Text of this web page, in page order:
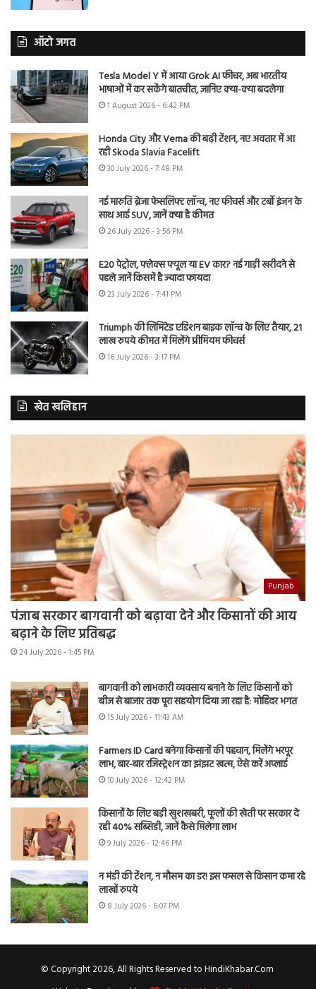
ऑटो जगत
Tesla Model Y में आया Grok AI फीचर, अब भारतीय
भाषाओं में कर सकेंगे बातचीत, जानिए क्या-क्या बदलेगा
1 August 2026 - 6:42 PM
Honda City और Verna की बढ़ी टेंशन, नए अवतार में आ
रही Skoda Slavia Facelift
30 July 2026 - 7:48 PM
नई मारुति ब्रेजा फेसलिफ्ट लॉन्च, नए फीचर्स और टर्बो इंजन के
साथ आई SUV, जानें क्या है कीमत
26 July 2026 - 3:56 PM
E20 पेट्रोल, फ्लेक्स फ्यूल या EV कार? नई गाड़ी खरीदने से
पहले जानें किसमें है ज्यादा फायदा
23 July 2026 - 7:41 PM
Triumph की लिमिटेड एडिशन बाइक लॉन्च के लिए तैयार, 21
लाख रुपये कीमत में मिलेंगे प्रीमियम फीचर्स
16 July 2026 - 3:17 PM
खेत खलिहान
Punjab
पंजाब सरकार बागवानी को बढ़ावा देने और किसानों की आय
बढ़ाने के लिए प्रतिबद्ध
24 July 2026 - 1:45 PM
बागवानी को लाभकारी व्यवसाय बनाने के लिए किसानों को
बीज से बाजार तक पूरा सहयोग दिया जा रहा है: मोहिंदर भगत
15 July 2026 - 11:43 AM
Farmers ID Card बनेगा किसानों की पहचान, मिलेंगे भरपूर
लाभ, बार-बार रजिस्ट्रेशन का झंझट खत्म, ऐसे करें अप्लाई
10 July 2026 - 12:42 PM
किसानों के लिए बड़ी खुशखबरी, फूलों की खेती पर सरकार दे
रही 40% सब्सिडी, जानें कैसे मिलेगा लाभ
9 July 2026 - 12:46 PM
न मंडी की टेंशन, न मौसम का डर! इस फसल से किसान कमा रहे
लाखों रुपये
8 July 2026 - 6:07 PM
© Copyright 2026, All Rights Reserved to HindiKhabar.Com